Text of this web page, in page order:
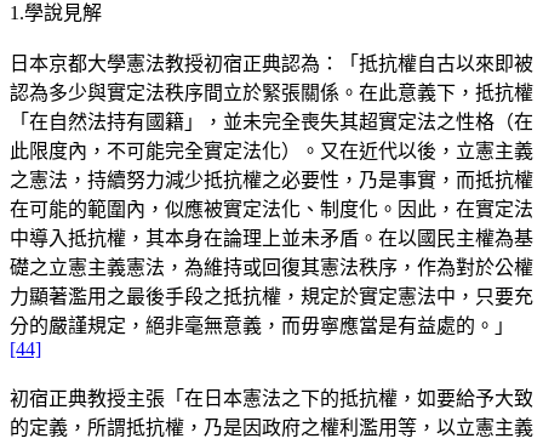
1.學說見解
日本京都大學憲法教授初宿正典認為：「抵抗權自古以來即被
認為多少與實定法秩序間立於緊張關係。在此意義下，抵抗權
「在自然法持有國籍」，並未完全喪失其超實定法之性格（在
此限度內，不可能完全實定法化）。又在近代以後，立憲主義
之憲法，持續努力減少抵抗權之必要性，乃是事實，而抵抗權
在可能的範圍內，似應被實定法化、制度化。因此，在實定法
中導入抵抗權，其本身在論理上並未矛盾。在以國民主權為基
礎之立憲主義憲法，為維持或回復其憲法秩序，作為對於公權
力顯著濫用之最後手段之抵抗權，規定於實定憲法中，只要充
分的嚴謹規定，絕非毫無意義，而毋寧應當是有益處的。」
[44]
初宿正典教授主張「在日本憲法之下的抵抗權，如要給予大致
的定義，所謂抵抗權，乃是因政府之權利濫用等，以立憲主義